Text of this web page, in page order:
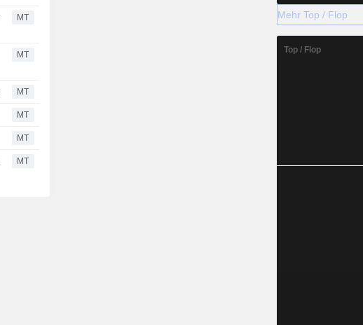
MT
MT
MT
MT
MT
MT
Mehr Top / Flop
Top / Flop